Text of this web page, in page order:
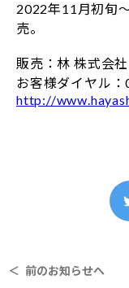
2022年11月初旬
売。
販売：林 株式会社
お客様ダイヤル
http://
＜ 前のお知らせへ